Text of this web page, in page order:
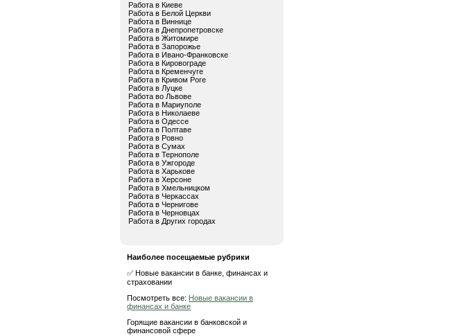
Работа в Киеве
Работа в Белой Церкви
Работа в Виннице
Работа в Днепропетровске
Работа в Житомире
Работа в Запорожье
Работа в Ивано-Франковске
Работа в Кировограде
Работа в Кременчуге
Работа в Кривом Роге
Работа в Луцке
Работа во Львове
Работа в Мариуполе
Работа в Николаеве
Работа в Одессе
Работа в Полтаве
Работа в Ровно
Работа в Сумах
Работа в Тернополе
Работа в Ужгороде
Работа в Харькове
Работа в Херсоне
Работа в Хмельницком
Работа в Черкассах
Работа в Чернигове
Работа в Черновцах
Работа в Других городах
Наиболее посещаемые рубрики
✅ Новые вакансии в банке, финансах и
страховании
Посмотреть все: Новые вакансии в
финансах и банке
Горящие вакансии в банковской и
финансовой сфере